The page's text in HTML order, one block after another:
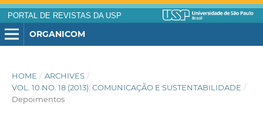
PORTAL DE REVISTAS DA USP
ORGANICOM
HOME / ARCHIVES /
VOL. 10 NO. 18 (2013): COMUNICAÇÃO E SUSTENTABILIDADE /
Depoimentos